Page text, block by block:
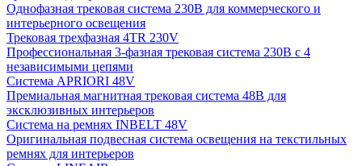
Однофазная трековая система 230В для коммерческого и
интерьерного освещения
Трековая трехфазная 4TR 230V
Профессиональная 3-фазная трековая система 230В с 4
независимыми цепями
Система APRIORI 48V
Премиальная магнитная трековая система 48В для
эксклюзивных интерьеров
Система на ремнях INBELT 48V
Оригинальная подвесная система освещения на текстильных
ремнях для интерьеров